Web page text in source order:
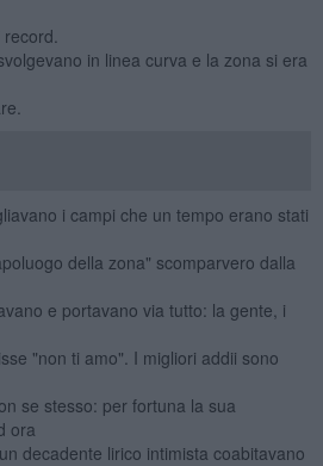
in linea curva e la zona si era
i campi che un tempo erano stati
della zona" scomparvero dalla
e portavano via tutto: la gente, i
"non ti amo". I migliori addii sono
se stesso: per fortuna la sua
ora
decadente lirico intimista coabitavano